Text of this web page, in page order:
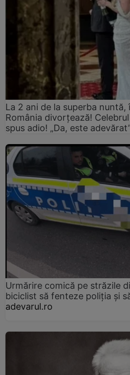
La 2 ani de la superba
România divorțează!
spus adio! „Da, este
Urmărire comică pe străzile
biciclist să fenteze poliția și
adevarul.ro